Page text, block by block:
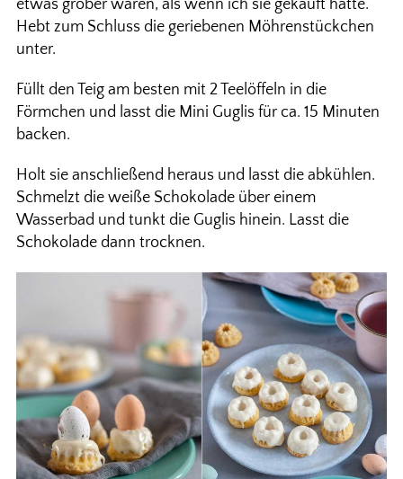
etwas gröber waren, als wenn ich sie gekauft hätte.
Hebt zum Schluss die geriebenen Möhrenstückchen
unter.
Füllt den Teig am besten mit 2 Teelöffeln in die
Förmchen und lasst die Mini Guglis für ca. 15 Minuten
backen.
Holt sie anschließend heraus und lasst die abkühlen.
Schmelzt die weiße Schokolade über einem
Wasserbad und tunkt die Guglis hinein. Lasst die
Schokolade dann trocknen.